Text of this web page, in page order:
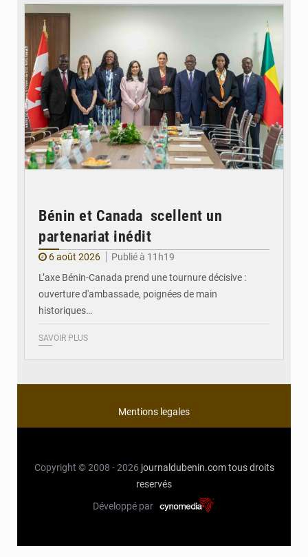
Bénin et Canada scellent un
partenariat inédit
6 août 2026
Publié à 11h19
L’axe Bénin-Canada prend une tournure décisive :
ouverture d'ambassade, poignées de main
historiques…
SAVOIR PLUS
Mentions legales
Copyright © 2008 - 2026 journaldubenin.com tous droits
reservés
Développé par